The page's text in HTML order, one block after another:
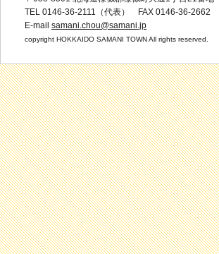
TEL 0146-36-2111（代表） FAX 0146-36-2662
E-mail samani.chou@samani.jp
copyright HOKKAIDO SAMANI TOWN All rights reserved.